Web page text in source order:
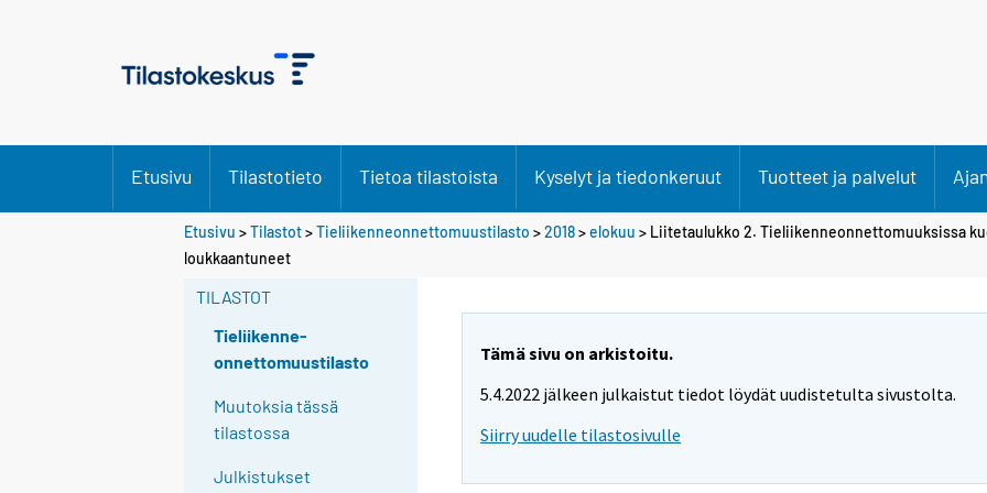
Etusivu Tilastotieto Tietoa tilastoista Kyselyt ja tiedonkeruut Tuotteet ja palvelut
Etusivu >Tilastot>Tieliikenneonnettomuustilasto >2018>elokuu > Liitetaulukko 2. Tieliikenneonnettomuuksissa
loukkaantuneet
TILASTOT
Tieliikenne-
onnettomuustilasto
Muutoksia tässä
tilastossa
Julkistukset
Tämä sivu on arkistoitu.
5.4.2022 jälkeen julkaistut tiedot löydät uudistetulta sivustolta.
Siirry uudelle tilastosivulle